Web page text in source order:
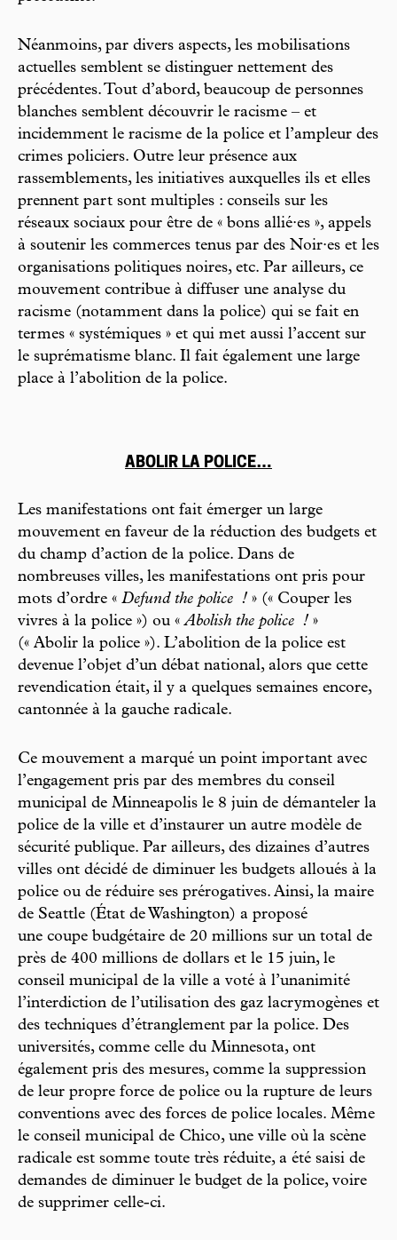
Néanmoins, par divers aspects, les mobilisations
actuelles semblent se distinguer nettement des
précédentes. Tout d’abord, beaucoup de personnes
blanches semblent découvrir le racisme – et
incidemment le racisme de la police et l’ampleur des
crimes policiers. Outre leur présence aux
rassemblements, les initiatives auxquelles ils et elles
prennent part sont multiples : conseils sur les
réseaux sociaux pour être de « bons allié·es », appels
à soutenir les commerces tenus par des Noir·es et les
organisations politiques noires, etc. Par ailleurs, ce
mouvement contribue à diffuser une analyse du
racisme (notamment dans la police) qui se fait en
termes « systémiques » et qui met aussi l’accent sur
le suprématisme blanc. Il fait également une large
place à l’abolition de la police.
ABOLIR LA POLICE…
Les manifestations ont fait émerger un large
mouvement en faveur de la réduction des budgets et
du champ d’action de la police. Dans de
nombreuses villes, les manifestations ont pris pour
mots d’ordre « Defund the police ! » (« Couper les
vivres à la police ») ou «Abolish the police ! »
(« Abolir la police »). L’abolition de la police est
devenue l’objet d’un débat national, alors que cette
revendication était, il y a quelques semaines encore,
cantonnée à la gauche radicale.
Ce mouvement a marqué un point important avec
l’engagement pris par des membres du conseil
municipal de Minneapolis le 8 juin de démanteler la
police de la ville et d’instaurer un autre modèle de
sécurité publique. Par ailleurs, des dizaines d’autres
villes ont décidé de diminuer les budgets alloués à la
police ou de réduire ses prérogatives. Ainsi, la maire
de Seattle (État de Washington) a proposé
une coupe budgétaire de 20 millions sur un total de
près de 400 millions de dollars et le 15 juin, le
conseil municipal de la ville a voté à l’unanimité
l’interdiction de l’utilisation des gaz lacrymogènes et
des techniques d’étranglement par la police. Des
universités, comme celle du Minnesota, ont
également pris des mesures, comme la suppression
de leur propre force de police ou la rupture de leurs
conventions avec des forces de police locales. Même
le conseil municipal de Chico, une ville où la scène
radicale est somme toute très réduite, a été saisi de
demandes de diminuer le budget de la police, voire
de supprimer celle-ci.